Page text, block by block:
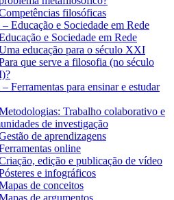
filosóficas
Educação e Sociedade em Rede
e Sociedade em Rede
educação para o século XXI
que serve a filosofia (no século
Ferramentas para ensinar e estudar
Trabalho colaborativo e
de investigação
de aprendizagens
online
edição e publicação de vídeo
e infográficos
de conceitos
de argumentos